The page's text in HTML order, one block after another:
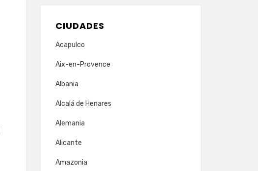
CIUDADES
Acapulco
Aix-en-Provence
Albania
Alcalá de Henares
Alemania
Alicante
Amazonia